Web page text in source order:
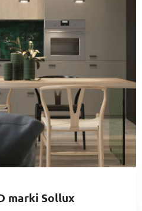
marki Sollux